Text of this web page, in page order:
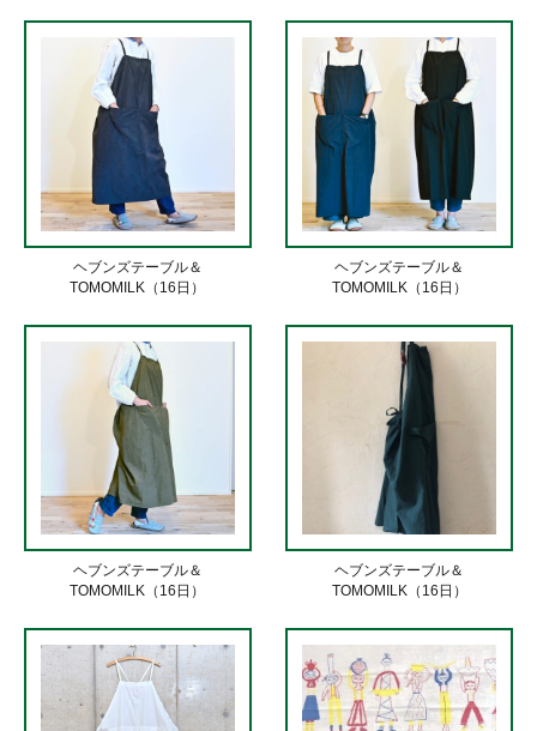
ヘブンズテーブル＆
TOMOMILK（16日）
ヘブンズテーブル＆
TOMOMILK（16日）
ヘブンズテーブル＆
TOMOMILK（16日）
ヘブンズテーブル＆
TOMOMILK（16日）